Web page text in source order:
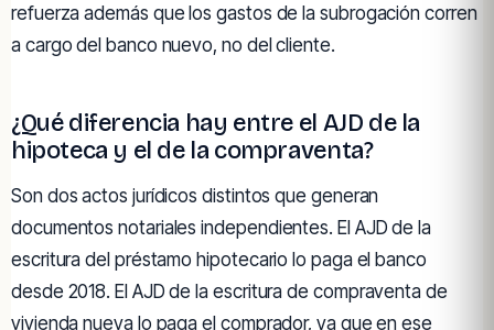
refuerza además que los gastos de la subrogación corren
a cargo del banco nuevo, no del cliente.
¿Qué diferencia hay entre el AJD de la
hipoteca y el de la compraventa?
Son dos actos jurídicos distintos que generan
documentos notariales independientes. El AJD de la
escritura del préstamo hipotecario lo paga el banco
desde 2018. El AJD de la escritura de compraventa de
vivienda nueva lo paga el comprador, ya que en ese